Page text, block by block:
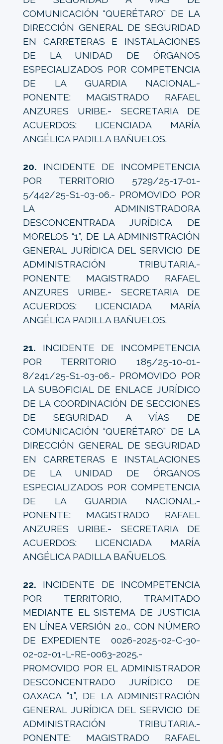
COMUNICACIÓN “QUERÉTARO” DE LA
DIRECCIÓN GENERAL DE SEGURIDAD
EN CARRETERAS E INSTALACIONES
DE LA UNIDAD DE ÓRGANOS
ESPECIALIZADOS POR COMPETENCIA
DE LA GUARDIA NACIONAL.-
PONENTE: MAGISTRADO RAFAEL
ANZURES URIBE.- SECRETARIA DE
ACUERDOS: LICENCIADA MARÍA
ANGÉLICA PADILLA BAÑUELOS.
20. INCIDENTE DE INCOMPETENCIA
POR TERRITORIO 5729/25-17-01-
5/442/25-S1-03-06.- PROMOVIDO POR
LA ADMINISTRADORA
DESCONCENTRADA JURÍDICA DE
MORELOS “1”, DE LA ADMINISTRACIÓN
GENERAL JURÍDICA DEL SERVICIO DE
ADMINISTRACIÓN TRIBUTARIA.-
PONENTE: MAGISTRADO RAFAEL
ANZURES URIBE.- SECRETARIA DE
ACUERDOS: LICENCIADA MARÍA
ANGÉLICA PADILLA BAÑUELOS.
21. INCIDENTE DE INCOMPETENCIA
POR TERRITORIO 185/25-10-01-
8/241/25-S1-03-06.- PROMOVIDO POR
LA SUBOFICIAL DE ENLACE JURÍDICO
DE LA COORDINACIÓN DE SECCIONES
DE SEGURIDAD A VÍAS DE
COMUNICACIÓN “QUERÉTARO” DE LA
DIRECCIÓN GENERAL DE SEGURIDAD
EN CARRETERAS E INSTALACIONES
DE LA UNIDAD DE ÓRGANOS
ESPECIALIZADOS POR COMPETENCIA
DE LA GUARDIA NACIONAL.-
PONENTE: MAGISTRADO RAFAEL
ANZURES URIBE.- SECRETARIA DE
ACUERDOS: LICENCIADA MARÍA
ANGÉLICA PADILLA BAÑUELOS.
22. INCIDENTE DE INCOMPETENCIA
POR TERRITORIO, TRAMITADO
MEDIANTE EL SISTEMA DE JUSTICIA
EN LÍNEA VERSIÓN 2.0., CON NÚMERO
DE EXPEDIENTE 0026-2025-02-C-30-
02-02-01-L-RE-0063-2025.-
PROMOVIDO POR EL ADMINISTRADOR
DESCONCENTRADO JURÍDICO DE
OAXACA “1”, DE LA ADMINISTRACIÓN
GENERAL JURÍDICA DEL SERVICIO DE
ADMINISTRACIÓN TRIBUTARIA.-
PONENTE: MAGISTRADO RAFAEL